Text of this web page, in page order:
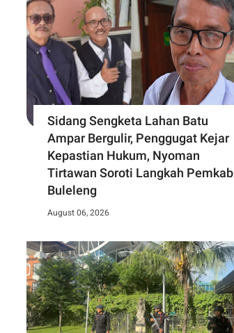
Sidang Sengketa Lahan Batu
Ampar Bergulir, Penggugat Kejar
Kepastian Hukum, Nyoman
Tirtawan Soroti Langkah Pemkab
Buleleng
August 06, 2026